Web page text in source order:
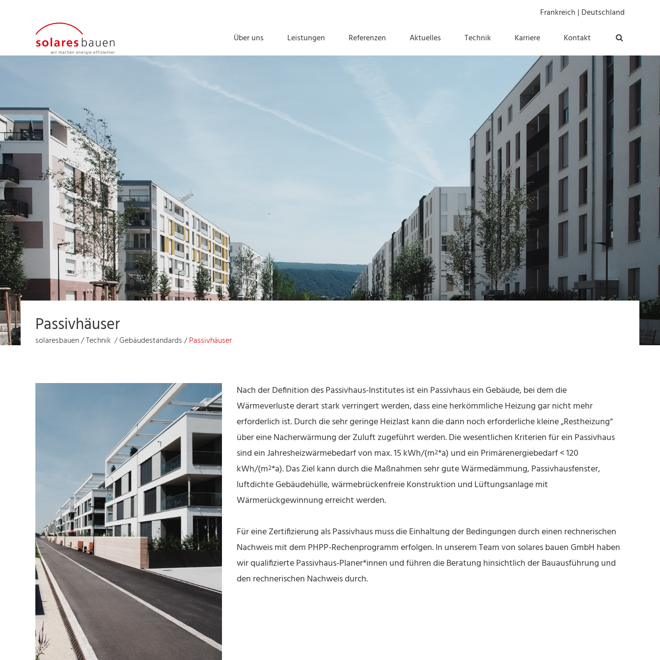
Frankreich | Deutschland
Über uns
Leistungen Referenzen Aktuelles Technik Karriere Kontakt
Passivhäuser
solaresbauen/Technik /Gebäudestandards/Passivhäuser
Nach der Definition des Passivhaus-Institutes ist ein Passivhaus ein Gebäude, bei dem die
Wärmeverluste derart stark verringert werden, dass eine herkömmliche Heizung gar nicht mehr
erforderlich ist. Durch die sehr geringe Heizlast kann die dann noch erforderliche kleine „Restheizung“
über eine Nacherwärmung der Zuluft zugeführt werden. Die wesentlichen Kriterien für ein Passivhaus
sind ein Jahresheizwärmebedarf von max. 15 kWh/(m2*a) und ein Primärenergiebedarf < 120
kWh/(m2*a). Das Ziel kann durch die Maßnahmen sehr gute Wärmedämmung, Passivhausfenster,
luftdichte Gebäudehülle, wärmebrückenfreie Konstruktion und Lüftungsanlage mit
Wärmerückgewinnung erreicht werden.
Für eine Zertifizierung als Passivhaus muss die Einhaltung der Bedingungen durch einen rechnerischen
Nachweis mit dem PHPP-Rechenprogramm erfolgen. In unserem Team von solares bauen GmbH haben
wir qualifizierte Passivhaus-Planer*innen und führen die Beratung hinsichtlich der Bauausführung und
den rechnerischen Nachweis durch.